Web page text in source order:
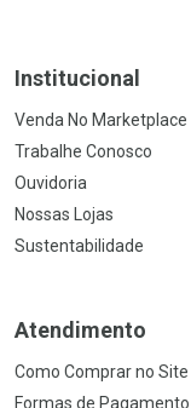
Institucional
Venda No Marketplace
Trabalhe Conosco
Ouvidoria
Nossas Lojas
Sustentabilidade
Atendimento
Como Comprar no Site
Formas de Pagamento